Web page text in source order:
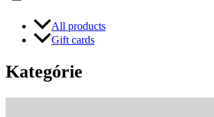
All products
Gift cards
Kategórie